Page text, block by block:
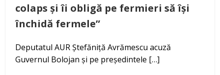
colaps și îi obligă pe fermieri să își
închidă fermele”
Deputatul AUR Ștefăniță Avrămescu acuză
Guvernul Bolojan și pe președintele […]